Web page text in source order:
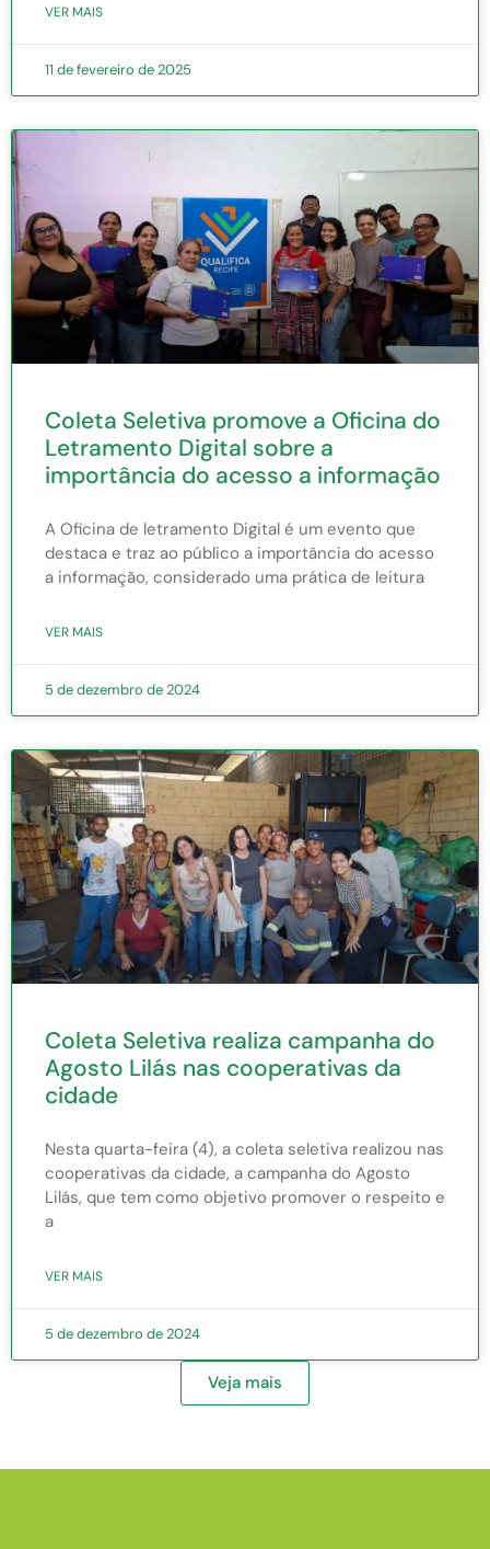
VER MAIS
11 de fevereiro de 2025
Coleta Seletiva promove a Oficina do
Letramento Digital sobre a
importância do acesso a informação
A Oficina de letramento Digital é um evento que
destaca e traz ao público a importância do acesso
a informação, considerado uma prática de leitura
VER MAIS
5 de dezembro de 2024
Coleta Seletiva realiza campanha do
Agosto Lilás nas cooperativas da
cidade
Nesta quarta-feira (4), a coleta seletiva realizou nas
cooperativas da cidade, a campanha do Agosto
Lilás, que tem como objetivo promover o respeito e
a
VER MAIS
5 de dezembro de 2024
Veja mais